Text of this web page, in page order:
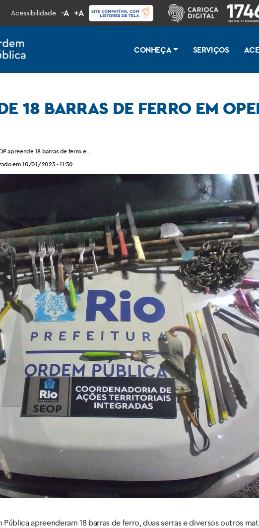
Acessibilidade -A +A
CONHEÇA SERVIÇOS
18 BARRAS DE FERRO EM
apreende 18 barras de ferro em operação de ordenamento urbano
em 10/01/2023 - 11:50
apreenderam 18 barras de ferro, duas serras e diversos outros